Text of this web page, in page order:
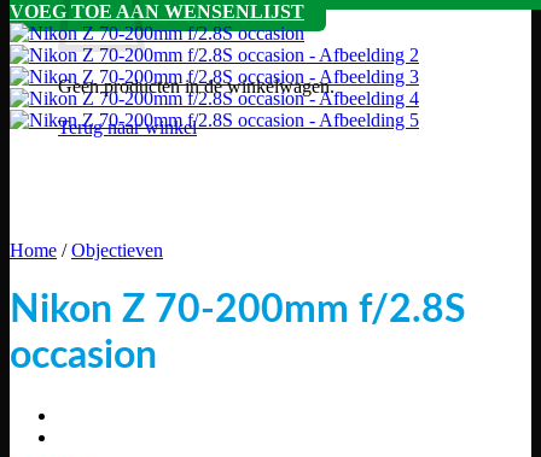
Geen producten in de winkelwagen.
Terug naar winkel
VOEG TOE AAN WENSENLIJST
Home / Objectieven
Nikon Z 70-200mm f/2.8S
occasion